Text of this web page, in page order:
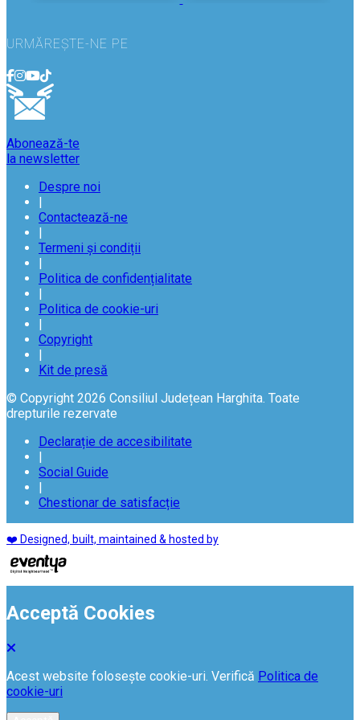
URMĂREȘTE-NE PE
Abonează-te
la newsletter
Despre noi
|
Contactează-ne
|
Termeni și condiții
|
Politica de confidențialitate
|
Politica de cookie-uri
|
Copyright
|
Kit de presă
© Copyright 2026 Consiliul Județean Harghita. Toate
drepturile rezervate
Declarație de accesibilitate
|
Social Guide
|
Chestionar de satisfacție
❤️ Designed, built, maintained & hosted by
Acceptă Cookies
Acest website folosește cookie-uri. Verifică Politica de
cookie-uri